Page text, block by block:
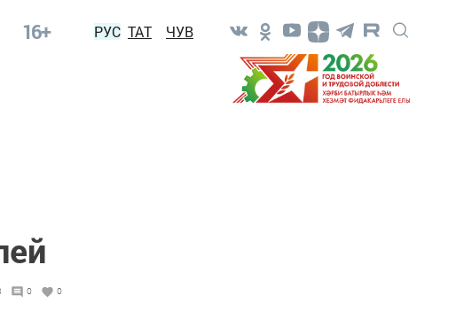
16+ РУС ТАТ ЧУВ
0 0